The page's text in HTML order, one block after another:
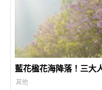
藍花楹花海降落！三大
其他